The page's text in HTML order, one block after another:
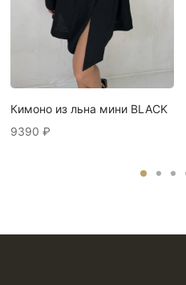
Кимоно из льна мини BLACK
9390 ₽